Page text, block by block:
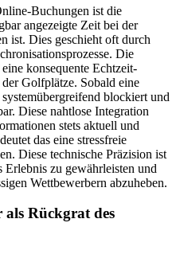
Buchungen ist die
angezeigte Zeit bei der
ist. Dies geschieht oft durch
Die
konsequente Echtzeit-
Golfplätze. Sobald eine
blockiert und
Diese nahtlose Integration
stets aktuell und
das eine stressfreie
Diese technische Präzision ist
Erlebnis zu gewährleisten und
Wettbewerbern abzuheben.
Rückgrat des